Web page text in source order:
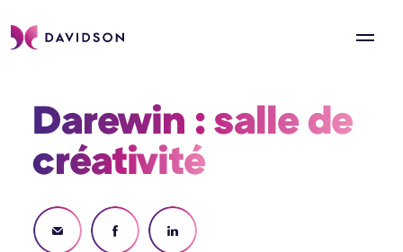
Darewin : salle de
créativité